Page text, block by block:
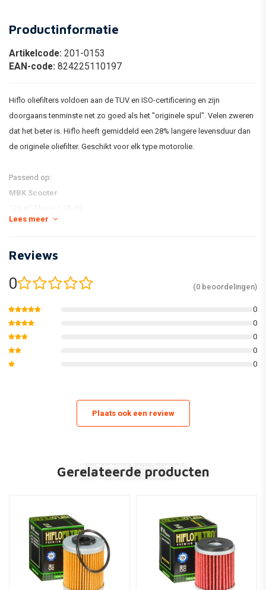
Productinformatie
Artikelcode: 201-0153
EAN-code: 824225110197
Hiflo oliefilters voldoen aan de TUV en ISO-certificering en zijn
doorgaans tenminste net zo goed als het "originele spul". Velen zweren
dat het beter is. Hiflo heeft gemiddeld een 28% langere levensduur dan
de originele oliefilter. Geschikt voor elk type motorolie.
Passend op:
MBK Scooter
125 XC K Flame R 97-99
125 XC Vertex 97
Yamaha ATV
YTM225 DXK,DXL,DXN,DRS (Tri Moto) 83-86
YTM225 DRN,DRS 85-86
YFM200 N 85-89
YFM230 BearTracker 03-04
YFM250 W 89-92
YFM250 Bruin (Foam air filter outer cover) 06
YFM250 W,X,Y Big Bear (Foam air filter outer cover) 07-09
Yamaha Motorcycle
SR125 SE 80-99
SR1253MW 00-02
Lees meer
Reviews
0 (0 beoordelingen)
0
0
0
0
0
Plaats ook een review
Gerelateerde producten